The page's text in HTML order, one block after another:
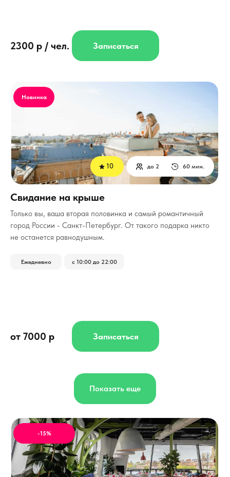
2300 р / чел. Записаться
Только вы, ваша вторая половинка и самый романтичный
город России - Санкт-Петербург. От такого подарка никто
не останется равнодушным.
от 7000 р
60 мин.
до 2
Ежедневно с 10:00 до 22:00
Новинка
Записаться
Свидание на крыше
10
Показать еще
-15%